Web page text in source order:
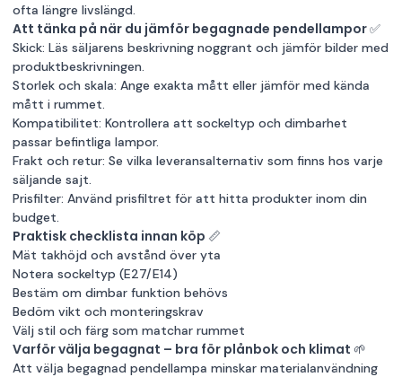
ofta längre livslängd.
Att tänka på när du jämför begagnade pendellampor ✅
Skick: Läs säljarens beskrivning noggrant och jämför bilder med
produktbeskrivningen.
Storlek och skala: Ange exakta mått eller jämför med kända
mått i rummet.
Kompatibilitet: Kontrollera att sockeltyp och dimbarhet
passar befintliga lampor.
Frakt och retur: Se vilka leveransalternativ som finns hos varje
säljande sajt.
Prisfilter: Använd prisfiltret för att hitta produkter inom din
budget.
Praktisk checklista innan köp 📏
Mät takhöjd och avstånd över yta
Notera sockeltyp (E27/E14)
Bestäm om dimbar funktion behövs
Bedöm vikt och monteringskrav
Välj stil och färg som matchar rummet
Varför välja begagnat – bra för plånbok och klimat 🌱
Att välja begagnad pendellampa minskar materialanvändning